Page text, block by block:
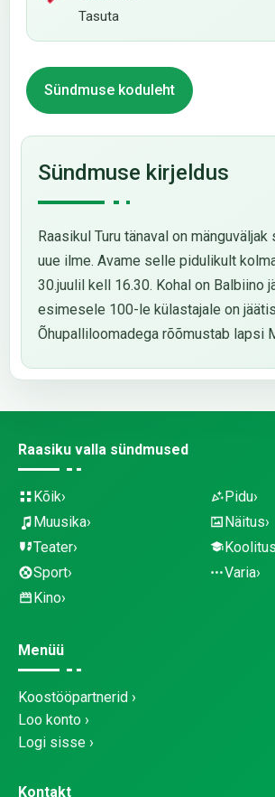
Tasuta
Sündmuse koduleht
Sündmuse kirjeldus
Raasikul Turu tänaval on mänguväljak
uue ilme. Avame selle pidulikult
30.juulil kell 16.30. Kohal on Balbiino
esimesele 100-le külastajale on
Õhupalliloomadega rõõmustab lapsi
Raasiku valla sündmused
Kõik
Muusika
Teater
Sport
Kino
Pidu
Näitus
Koolitus
Varia
Menüü
Koostööpartnerid
Loo konto
Logi sisse
Kontakt